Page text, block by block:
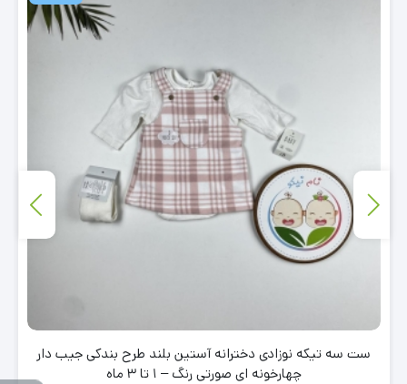
ست سه تیکه نوزادی دخترانه آستین بلند طرح بندکی جیب دار
چهارخونه ای صورتی رنگ – 1 تا 3 ماه